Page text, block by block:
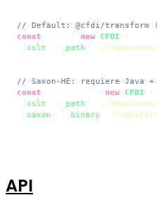
// Default: @cfdi/transform
const
new CFDI
xslt
path './
// Saxon-HE: requiere Java +
const
new CFDI
xslt
path './
saxon
binary
API